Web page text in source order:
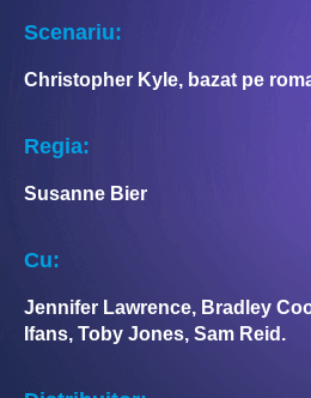
Scenariu:
Christopher Kyle, bazat pe
Regia:
Susanne Bier
Cu:
Jennifer Lawrence, Bradley
Ifans, Toby Jones, Sam Reid.